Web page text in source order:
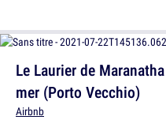
Le Laurier de
mer (Porto Vecchio)
Airbnb